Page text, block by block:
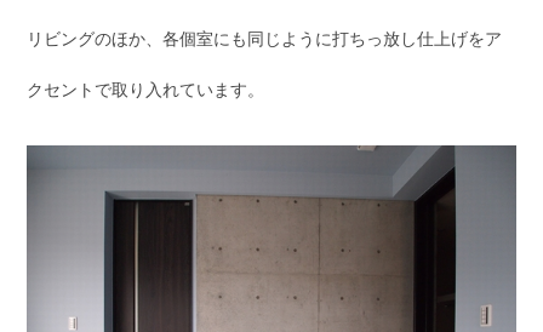
リビングのほか、各個室にも同じように打ちっ放し仕上げをア
クセントで取り入れています。